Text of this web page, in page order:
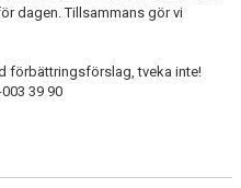
dagen. Tillsammans gör vi
förbättringsförslag, tveka inte!
39 90